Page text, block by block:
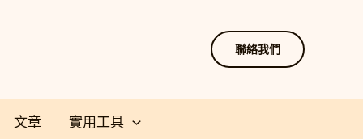
聯絡我們
文章 實用工具